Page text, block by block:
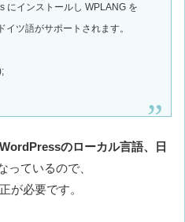
にインストールし WPLANG を
イツ語がサポートされます。
WordPressのローカル言語、日
っているので、
が必要です。